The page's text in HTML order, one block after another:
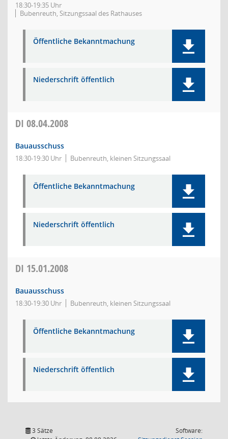
18:30-19:35 Uhr
Bubenreuth, Sitzungssaal des Rathauses
Öffentliche Bekanntmachung
Niederschrift öffentlich
DI 08.04.2008
Bauausschuss
18:30-19:30 Uhr Bubenreuth, kleinen Sitzungssaal
Öffentliche Bekanntmachung
Niederschrift öffentlich
DI 15.01.2008
Bauausschuss
18:30-19:30 Uhr Bubenreuth, kleinen Sitzungssaal
Öffentliche Bekanntmachung
Niederschrift öffentlich
3 Sätze
Software: